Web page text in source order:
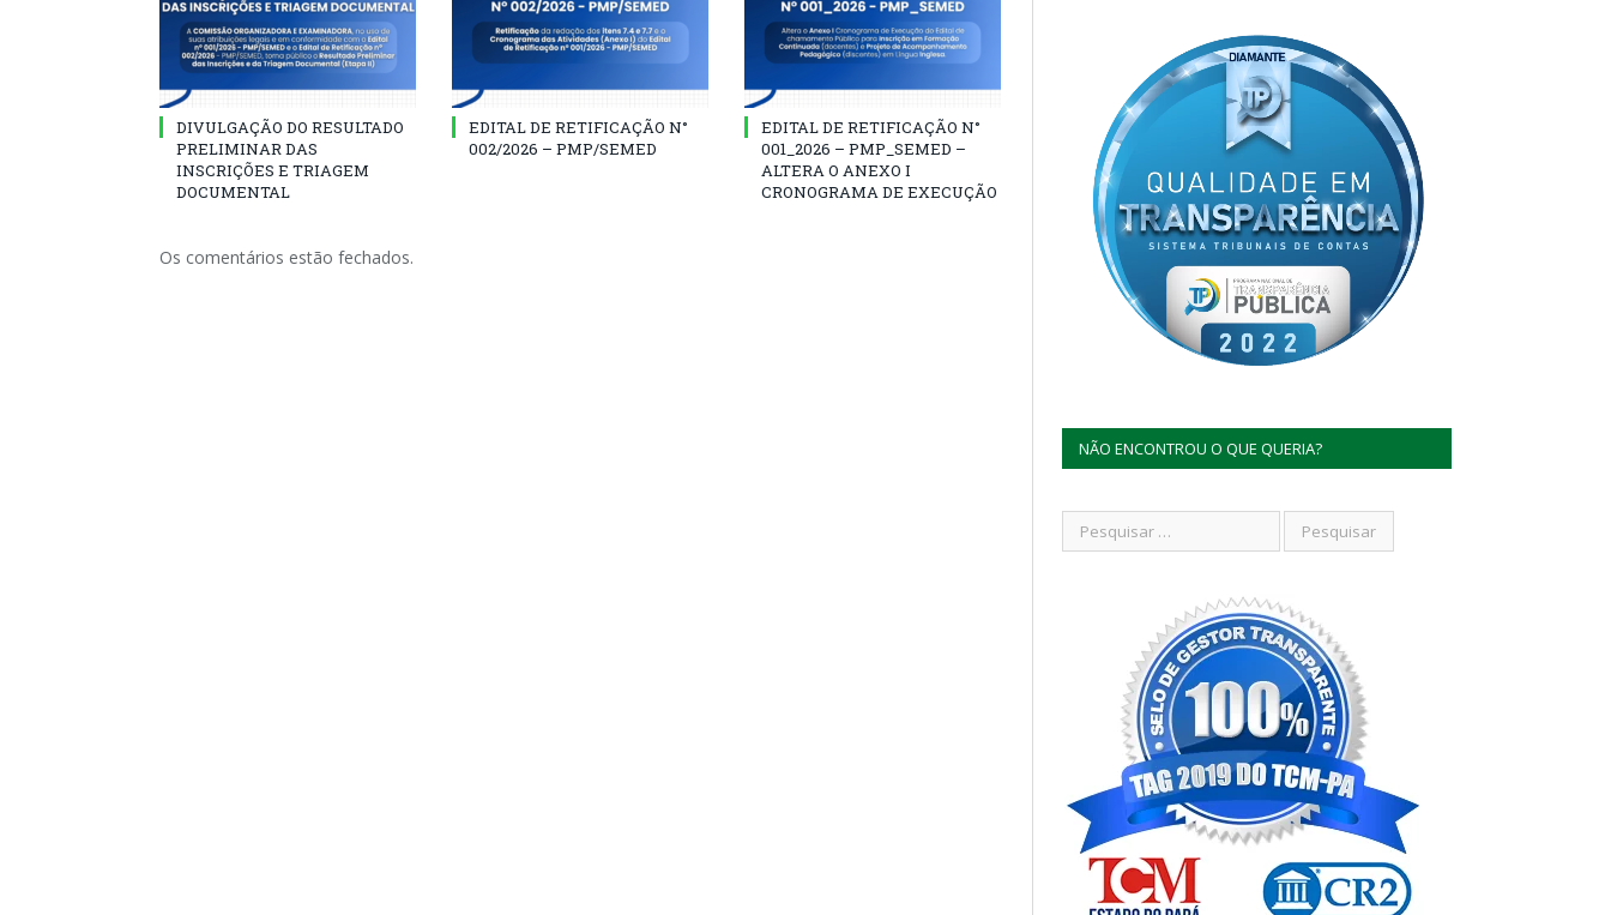
DIVULGAÇÃO DO RESULTADO
PRELIMINAR DAS
INSCRIÇÕES E TRIAGEM
DOCUMENTAL
EDITAL DE RETIFICAÇÃO N°
002/2026 – PMP/SEMED
EDITAL DE RETIFICAÇÃO N°
001_2026 – PMP_SEMED –
ALTERA O ANEXO I
CRONOGRAMA DE EXECUÇÃO
Os comentários estão fechados.
NÃO ENCONTROU O QUE QUERIA?